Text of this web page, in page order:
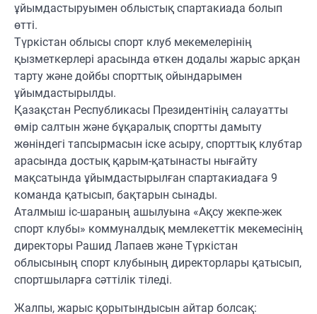
ұйымдастыруымен облыстық спартакиада болып
өтті.
Түркістан облысы спорт клуб мекемелерінің
қызметкерлері арасында өткен додалы жарыс арқан
тарту және дойбы спорттық ойындарымен
ұйымдастырылды.
Қазақстан Республикасы Президентінің салауатты
өмір салтын және бұқаралық спортты дамыту
жөніндегі тапсырмасын іске асыру, спорттық клубтар
арасында достық қарым-қатынасты нығайту
мақсатында ұйымдастырылған спартакиадаға 9
команда қатысып, бақтарын сынады.
Аталмыш іс-шараның ашылуына «Ақсу жекпе-жек
спорт клубы» коммуналдық мемлекеттік мекемесінің
директоры Рашид Лапаев және Түркістан
облысының спорт клубының директорлары қатысып,
спортшыларға сәттілік тіледі.
Жалпы, жарыс қорытындысын айтар болсақ: